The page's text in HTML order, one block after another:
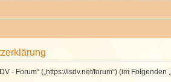
- Forum“ („https://isdv.net/forum“) (im